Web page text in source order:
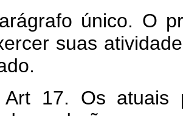
único. O
suas
Os atuais